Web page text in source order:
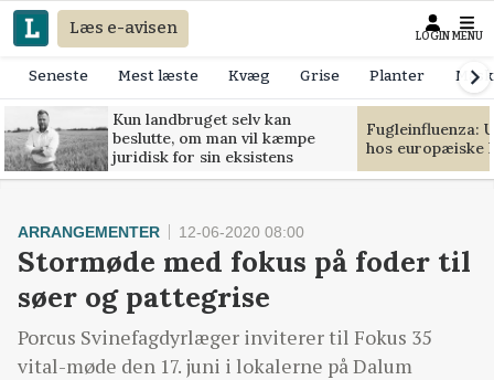
Læs e-avisen LOGIN MENU
Seneste Mest læste Kvæg Grise Planter
Kun landbruget selv kan
beslutte, om man vil kæmpe
juridisk for sin eksistens
Fugleinfluenza:
hos europæiske
ARRANGEMENTER 12-06-2020 08:00
Stormøde med fokus på foder til
søer og pattegrise
Porcus Svinefagdyrlæger inviterer til Fokus 35
vital-møde den 17. juni i lokalerne på Dalum